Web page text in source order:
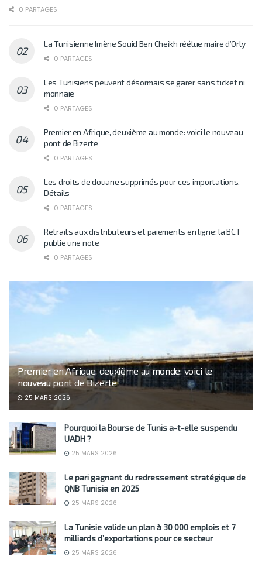
0 PARTAGES
La Tunisienne Imène Souid Ben Cheikh réélue maire d’Orly
0 PARTAGES
Les Tunisiens peuvent désormais se garer sans ticket ni
monnaie
0 PARTAGES
Premier en Afrique, deuxième au monde: voici le nouveau
pont de Bizerte
0 PARTAGES
Les droits de douane supprimés pour ces importations.
Détails
0 PARTAGES
Retraits aux distributeurs et paiements en ligne: la BCT
publie une note
0 PARTAGES
Premier en Afrique, deuxième au monde: voici le
nouveau pont de Bizerte
25 MARS 2026
Pourquoi la Bourse de Tunis a-t-elle suspendu
UADH ?
25 MARS 2026
Le pari gagnant du redressement stratégique de
QNB Tunisia en 2025
25 MARS 2026
La Tunisie valide un plan à 30 000 emplois et 7
milliards d’exportations pour ce secteur
25 MARS 2026